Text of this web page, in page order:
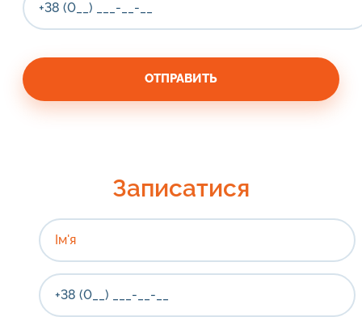
Записатися